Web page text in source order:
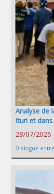
Analyse de
Ituri et
28/07/2026
Dialogue